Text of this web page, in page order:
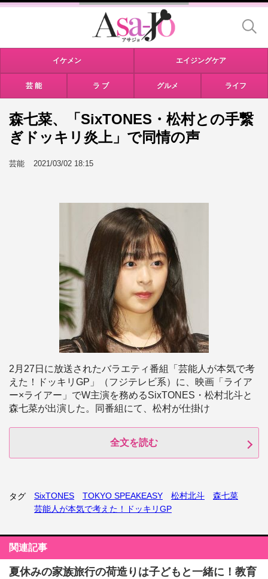
イケメン エイジングケア
芸 能 ラ ブ グルメ ライフ
森七菜、「SixTONES・松村との手繋
ぎドッキリ炎上」で同情の声
芸能 2021/03/02 18:15
2月27日に放送されたバラエティ番組「芸能人が本気で考
えた！ドッキリGP」（フジテレビ系）に、映画「ライア
ー×ライアー」でW主演を務めるSixTONES・松村北斗と
森七菜が出演した。同番組にて、松村が仕掛け
全文を読む
タグ SixTONES TOKYO SPEAKEASY 松村北斗
森七菜
芸能人が本気で考えた！ドッキリGP
関連記事
夏休みの家族旅行の荷造りは子どもと一緒に！教育